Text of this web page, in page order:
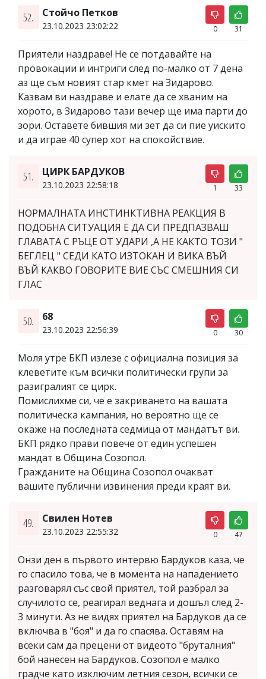
52. Стойчо Петков
23.10.2023 23:02:22 0 31
Приятели наздраве! Не се потдавайте на
провокации и интриги след по-малко от 7 дена
аз ще съм новият стар кмет на Зидарово.
Казвам ви наздраве и елате да се хваним на
хорото, в Зидарово тази вечер ще има парти до
зори. Оставете бившия ми зет да си пие уискито
и да играе 40 супер хот на спокойствие.
51. ЦИРК БАРДУКОВ
23.10.2023 22:58:18 1 33
НОРМАЛНАТА ИНСТИНКТИВНА РЕАКЦИЯ В
ПОДОБНА СИТУАЦИЯ Е ДА СИ ПРЕДПАЗВАШ
ГЛАВАТА С РЪЦЕ ОТ УДАРИ ,А НЕ КАКТО ТОЗИ "
БЕГЛЕЦ " СЕДИ КАТО ИЗТОКАН И ВИКА ВЪЙ
ВЪЙ КАКВО ГОВОРИТЕ ВИЕ СЪС СМЕШНИЯ СИ
ГЛАС
50. 68
23.10.2023 22:56:39 0 30
Моля утре БКП излезе с официална позиция за
клеветите към всички политически групи за
разигралият се цирк.
Помислихме си, че е закриването на вашата
политическа кампания, но вероятно ще се
окаже на последната седмица от мандатът ви.
БКП рядко прави повече от един успешен
мандат в Община Созопол.
Гражданите на Община Созопол очакват
вашите публични извинения преди краят ви.
49. Свилен Нотев
23.10.2023 22:55:32 0 47
Онзи ден в първото интервю Бардуков каза, че
го спасило това, че в момента на нападението
разговарял със свой приятел, той разбрал за
случилото се, реагирал веднага и дошъл след 2-
3 минути. Аз не видях приятел на Бардуков да се
включва в "боя" и да го спасява. Оставям на
всеки сам да прецени от видеото "бруталния"
бой нанесен на Бардуков. Созопол е малко
градче като изключим летния сезон, всички се